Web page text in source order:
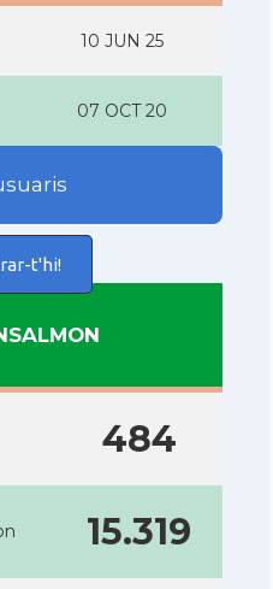
10 JUN 25
07 OCT 20
t'hi!
484
15.319